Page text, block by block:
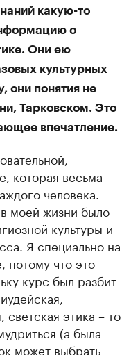
какую-то
о
Они ею
культурных
они понятия не
Тарковском. Это
впечатление.
которая весьма
человека.
моей жизни было
культуры и
Я специально на
потому что это
курс был разбит
светская этика – то
(а была
может выбрать